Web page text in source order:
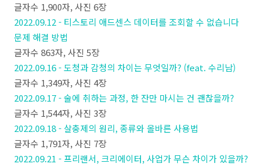
글자수 1,900자, 사진 6장
2022.09.12 - 티스토리 애드센스 데이터를 조회할 수 없습니다
문제 해결 방법
글자수 863자, 사진 5장
2022.09.16 - 도청과 감청의 차이는 무엇일까? (feat. 수리남)
글자수 1,349자, 사진 4장
2022.09.17 - 술에 취하는 과정, 한 잔만 마시는 건 괜찮을까?
글자수 1,544자, 사진 3장
2022.09.18 - 살충제의 원리, 종류와 올바른 사용법
글자수 1,791자, 사진 7장
2022.09.21 - 프리랜서, 크리에이터, 사업가 무슨 차이가 있을까?